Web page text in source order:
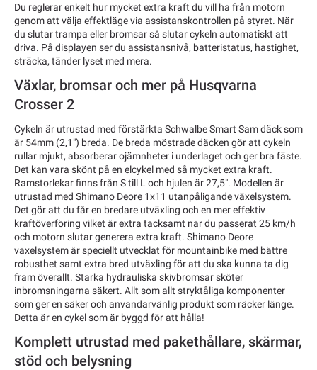
Du reglerar enkelt hur mycket extra kraft du vill ha från motorn
genom att välja effektläge via assistanskontrollen på styret. När
du slutar trampa eller bromsar så slutar cykeln automatiskt att
driva. På displayen ser du assistansnivå, batteristatus, hastighet,
sträcka, tänder lyset med mera.
Växlar, bromsar och mer på Husqvarna
Crosser 2
Cykeln är utrustad med förstärkta Schwalbe Smart Sam däck som
är 54mm (2,1") breda. De breda möstrade däcken gör att cykeln
rullar mjukt, absorberar ojämnheter i underlaget och ger bra fäste.
Det kan vara skönt på en elcykel med så mycket extra kraft.
Ramstorlekar finns från S till L och hjulen är 27,5". Modellen är
utrustad med Shimano Deore 1x11 utanpåligande växelsystem.
Det gör att du får en bredare utväxling och en mer effektiv
kraftöverföring vilket är extra tacksamt när du passerat 25 km/h
och motorn slutar generera extra kraft. Shimano Deore
växelsystem är speciellt utvecklat för mountainbike med bättre
robusthet samt extra bred utväxling för att du ska kunna ta dig
fram överallt. Starka hydrauliska skivbromsar sköter
inbromsningarna säkert. Allt som allt stryktåliga komponenter
som ger en säker och användarvänlig produkt som räcker länge.
Detta är en cykel som är byggd för att hålla!
Komplett utrustad med pakethållare, skärmar,
stöd och belysning